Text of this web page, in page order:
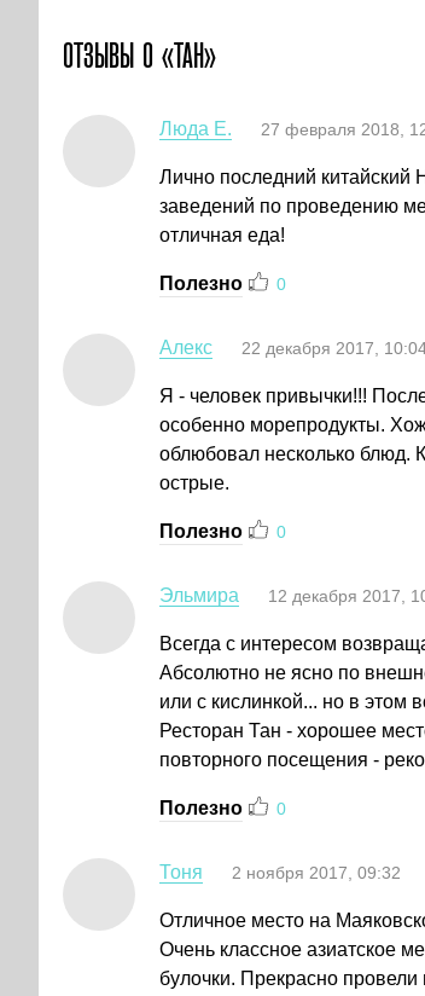
ОТЗЫВЫ О «ТАН»
Люда Е. 27 февраля 2018,
Лично последний китайский
заведений по проведению
отличная еда!
Полезно 0
Алекс 22 декабря 2017,
Я - человек привычки!!!
особенно морепродукты.
облюбовал несколько блюд.
острые.
Полезно 0
Эльмира 12 декабря 2017,
Всегда с интересом
Абсолютно не ясно по
или с кислинкой... но в этом
Ресторан Тан - хорошее
повторного посещения -
Полезно 0
Тоня 2 ноября 2017, 09:32
Отличное место на
Очень классное азиатское
булочки. Прекрасно